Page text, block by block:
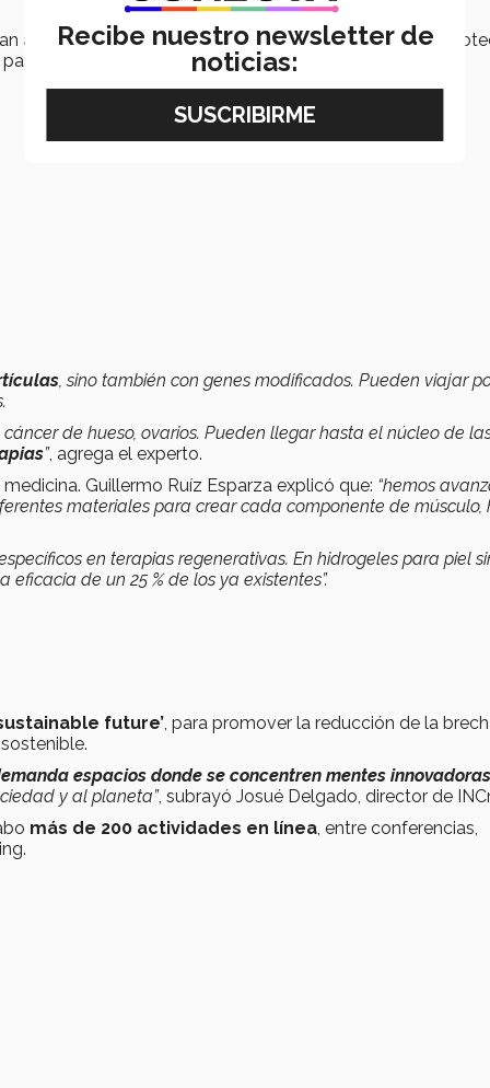
a una liberación rápida o lenta del compuesto: capa
para ayudarle a reconocer las células precisas.
, sino también con genes modificados. Pueden viajar
de hueso, ovarios. Pueden llegar hasta el núcleo de
”, agrega el experto.
Guillermo Ruíz Esparza explicó que: “hemos
materiales para crear cada componente de músculo,
en terapias regenerativas. En hidrogeles para piel
de un 25 % de los ya existentes”.
future’, para promover la reducción de la
espacios donde se concentren mentes innovadoras
y al planeta”, subrayó Josué Delgado, director de
más de 200 actividades en línea, entre conferencias,
Recibe nuestro newsletter de
noticias: